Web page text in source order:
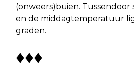
(onweers)buien. Tussendoor
en de middagtemperatuur
graden.
♦♦♦